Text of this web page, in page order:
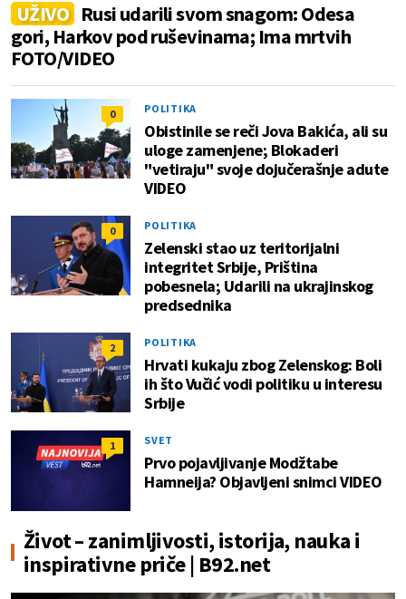
UŽIVO Rusi udarili svom snagom: Odesa
gori, Harkov pod ruševinama; Ima mrtvih
FOTO/VIDEO
0 POLITIKA
Obistinile se reči Jova Bakića, ali su
uloge zamenjene; Blokaderi
"vetiraju" svoje dojučerašnje adute
VIDEO
0 POLITIKA
Zelenski stao uz teritorijalni
integritet Srbije, Priština
pobesnela; Udarili na ukrajinskog
predsednika
2 POLITIKA
Hrvati kukaju zbog Zelenskog: Boli
ih što Vučić vodi politiku u interesu
Srbije
1 SVET
Prvo pojavljivanje Modžtabe
Hamneija? Objavljeni snimci VIDEO
Život – zanimljivosti, istorija, nauka i
inspirativne priče | B92.net